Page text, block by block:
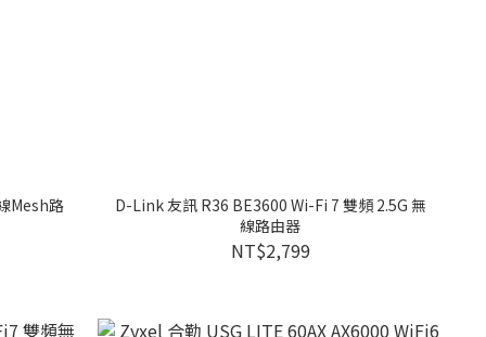
Mesh路
D-Link 友訊 R36 BE3600 Wi-Fi 7 雙頻 2.5G 無
線路由器
NT$2,799